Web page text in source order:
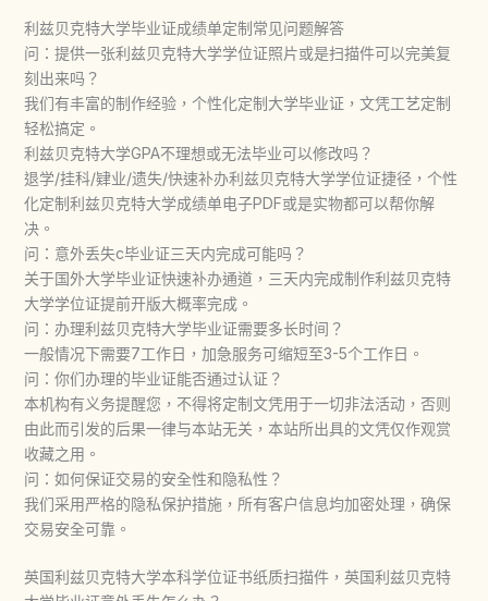
利兹贝克特大学毕业证成绩单定制常见问题解答
问：提供一张利兹贝克特大学学位证照片或是扫描件可以完美复
刻出来吗？
我们有丰富的制作经验，个性化定制大学毕业证，文凭工艺定制
轻松搞定。
利兹贝克特大学GPA不理想或无法毕业可以修改吗？
退学/挂科/肄业/遗失/快速补办利兹贝克特大学学位证捷径，个性
化定制利兹贝克特大学成绩单电子PDF或是实物都可以帮你解
决。
问：意外丢失c毕业证三天内完成可能吗？
关于国外大学毕业证快速补办通道，三天内完成制作利兹贝克特
大学学位证提前开版大概率完成。
问：办理利兹贝克特大学毕业证需要多长时间？
一般情况下需要7工作日，加急服务可缩短至3-5个工作日。
问：你们办理的毕业证能否通过认证？
本机构有义务提醒您，不得将定制文凭用于一切非法活动，否则
由此而引发的后果一律与本站无关，本站所出具的文凭仅作观赏
收藏之用。
问：如何保证交易的安全性和隐私性？
我们采用严格的隐私保护措施，所有客户信息均加密处理，确保
交易安全可靠。
英国利兹贝克特大学本科学位证书纸质扫描件，英国利兹贝克特